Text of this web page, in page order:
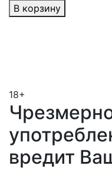
В корзину
18+
вредит